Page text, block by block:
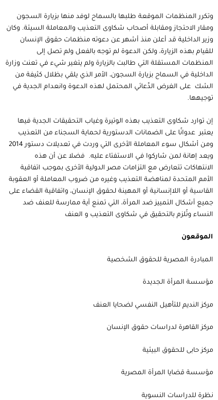
وتكرر المنظمات الموقعة طلبها بالسماح لوفد منها بزيارة السجون
ومقار الاحتجاز ومقابلة أصحاب شكاوى التعذيب والمعاملة السيئة. وكان
وزير الداخلية قد أعلن منذ أشهر عن دعوته منظمات حقوق الإنسان
للقيام بهذه الزيارة، ولكن الدعوة لم توجه بالفعل ولم تصل إلى
المنظمات المستقلة التي طالبت بالزيارة ولم يتغير شيء في تعنت وزارة
الداخلية في السماح بزيارة السجون، الأمر الذي يلقي بظلال كثيفة من
الشك على الغرض الدِّعائي المحتمل لهذه الدعوة وانعدام الجدية في
توجيهها.
إن توارد شكاوى التعذيب بهذه الوتيرة وغياب التحقيقات الجدية فيها
يعتبر عدوانًا على الضمانات الدستورية لحماية السجناء من التعذيب
ومن أشكال سوء المعاملة الأخرى التي وردت في تعديلات دستور 2014
ويعد إهانة لمن شاركوا في الاستفتاء عليه. فضلا عن أن هذه
الانتهاكات تتعارض مع التزامات مصر الدولية الأخرى بموجب اتفاقية
الأمم المتحدة لمناهضة التعذيب وغيره من ضروب المعاملة أو العقوبة
القاسية أو اللاإنسانية أو المهينة لحقوق الإنسان، واتفاقية القضاء على
جميع أشكال التمييز ضد المرأة، التي تمنع أية ممارسة للعنف ضد
النساء وتُلزم بالتحقيق في شكاوى التعذيب و العنف
الموقعون
المبادرة المصرية للحقوق الشخصية
مؤسسة المرأة الجديدة
مركز النديم للتأهيل النفسي لضحايا العنف
مركز القاهرة لدراسات حقوق الإنسان
مركز حابى للحقوق البيئية
مؤسسة قضايا المرأة المصرية
نظرة للدراسات النسوية